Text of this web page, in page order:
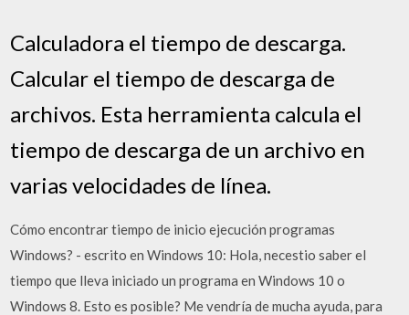
Calculadora el tiempo de descarga.
Calcular el tiempo de descarga de
archivos. Esta herramienta calcula el
tiempo de descarga de un archivo en
varias velocidades de línea.
Cómo encontrar tiempo de inicio ejecución programas
Windows? - escrito en Windows 10: Hola, necestio saber el
tiempo que lleva iniciado un programa en Windows 10 o
Windows 8. Esto es posible? Me vendría de mucha ayuda, para